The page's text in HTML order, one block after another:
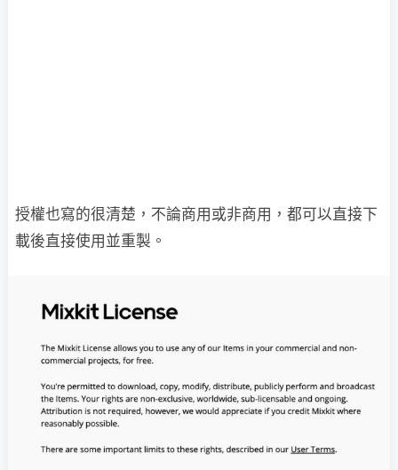
授權也寫的很清楚，不論商用或非商用，都可以直接下
載後直接使用並重製。